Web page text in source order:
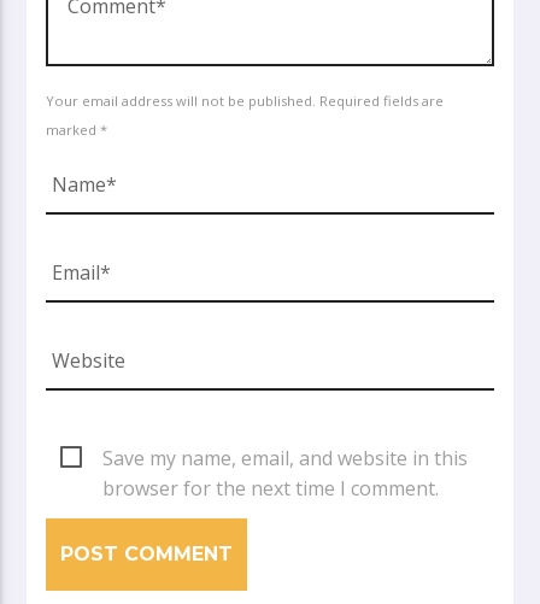
Your email address will not be published. Required fields are
marked *
Save my name, email, and website in this
browser for the next time I comment.